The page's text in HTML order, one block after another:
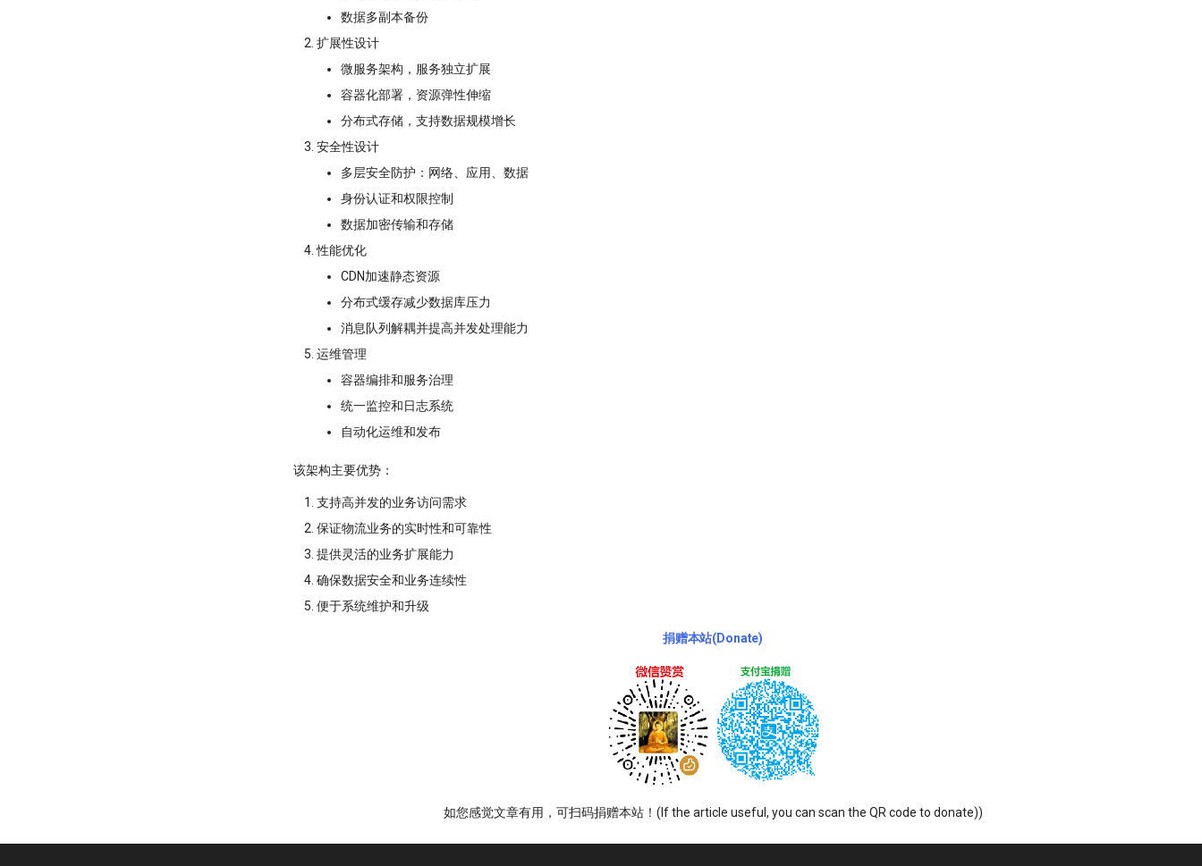
数据多副本备份
扩展性设计
微服务架构，服务独立扩展
容器化部署，资源弹性伸缩
分布式存储，支持数据规模增长
安全性设计
多层安全防护：网络、应用、数据
身份认证和权限控制
数据加密传输和存储
性能优化
CDN加速静态资源
分布式缓存减少数据库压力
消息队列解耦并提高并发处理能力
运维管理
容器编排和服务治理
统一监控和日志系统
自动化运维和发布
该架构主要优势：
支持高并发的业务访问需求
保证物流业务的实时性和可靠性
提供灵活的业务扩展能力
确保数据安全和业务连续性
便于系统维护和升级
捐赠本站(Donate)
如您感觉文章有用，可扫码捐赠本站！(If the article useful, you can scan the QR code to donate))